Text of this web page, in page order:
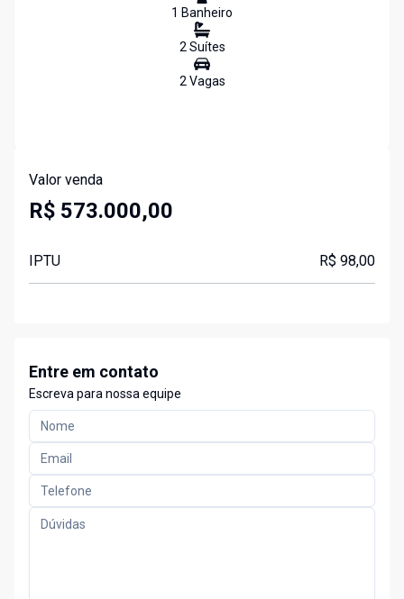
1 Banheiro
2Suítes
2Vagas
Valor venda
R$ 573.000,00
IPTU R$ 98,00
Entre em contato
Escreva para nossa equipe